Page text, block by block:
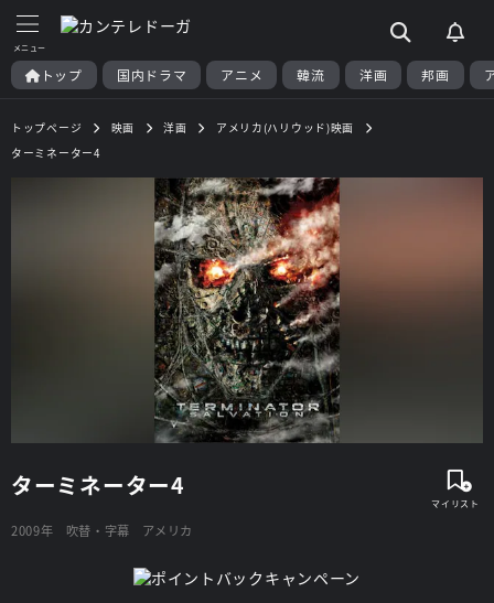
トップ 国内ドラマ アニメ 韓流 洋画 邦画
トップページ 映画 洋画
アメリカ(ハリウッド)映画
ターミネーター4
ターミネーター4
2009年 吹替・字幕 アメリカ